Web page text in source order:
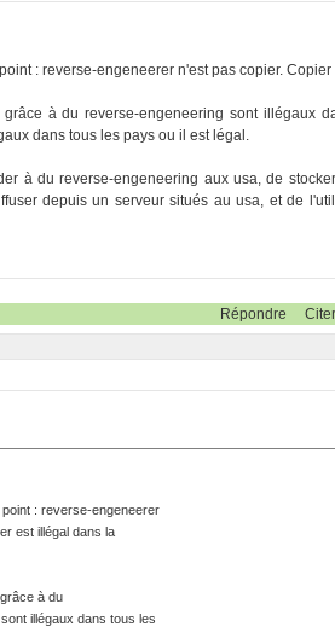
: reverse-engeneerer n'est pas copier.
grâce à du reverse-engeneering sont illégaux
dans tous les pays ou il est légal.
à du reverse-engeneering aux usa, de
depuis un serveur situés au usa, et de
Répondre Citer
: reverse-engeneerer
est illégal dans la
à du
illégaux dans tous les